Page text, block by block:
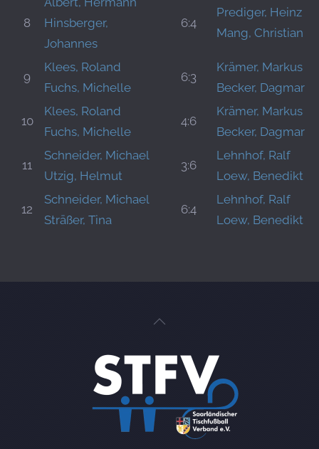
8
Hinsberger,
Johannes
6:4
Prediger, Heinz
Mang, Christian
9
Klees, Roland
Fuchs, Michelle
6:3
Krämer, Markus
Becker, Dagmar
10
Klees, Roland
Fuchs, Michelle
4:6
Krämer, Markus
Becker, Dagmar
11
Schneider, Michael
Utzig, Helmut
3:6
Lehnhof, Ralf
Loew, Benedikt
12
Schneider, Michael
Sträßer, Tina
6:4
Lehnhof, Ralf
Loew, Benedikt